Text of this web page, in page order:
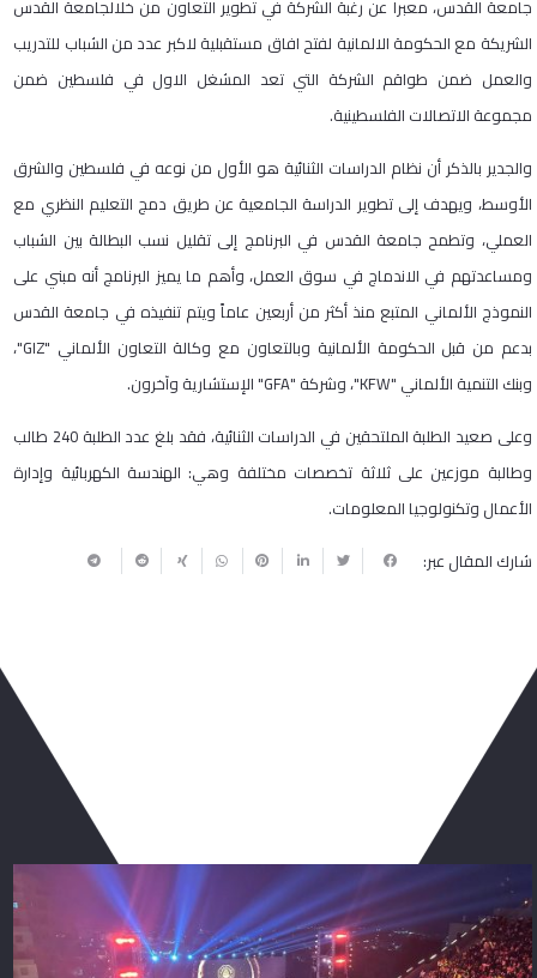
جامعة القدس، معبرا عن رغبة الشركة في تطوير التعاون من خلالجامعة القدس
الشريكة مع الحكومة الالمانية لفتح افاق مستقبلية لاكبر عدد من الشباب للتدريب
والعمل ضمن طواقم الشركة التي تعد المشغل الاول في فلسطين ضمن
مجموعة الاتصالات الفلسطينية.
والجدير بالذكر أن نظام الدراسات الثنائية هو الأول من نوعه في فلسطين والشرق
الأوسط، ويهدف إلى تطوير الدراسة الجامعية عن طريق دمج التعليم النظري مع
العملي، وتطمح جامعة القدس في البرنامج إلى تقليل نسب البطالة بين الشباب
ومساعدتهم في الاندماج في سوق العمل، وأهم ما يميز البرنامج أنه مبني على
النموذج الألماني المتبع منذ أكثر من أربعين عاماً ويتم تنفيذه في جامعة القدس
بدعم من قبل الحكومة الألمانية وبالتعاون مع وكالة التعاون الألماني "GIZ"،
وبنك التنمية الألماني "KFW"، وشركة "GFA" الإستشارية وآخرون.
وعلى صعيد الطلبة الملتحقين في الدراسات الثنائية، فقد بلغ عدد الطلبة 240 طالب
وطالبة موزعين على ثلاثة تخصصات مختلفة وهي: الهندسة الكهربائية وإدارة
الأعمال وتكنولوجيا المعلومات.
شارك المقال عبر: